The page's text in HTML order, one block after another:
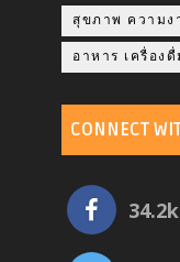
สุขภาพ ความง
อาหาร เครื่องดื่
CONNECT
34.2k